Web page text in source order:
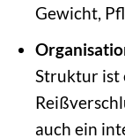
Gewicht,
Struktur ist
auch ein